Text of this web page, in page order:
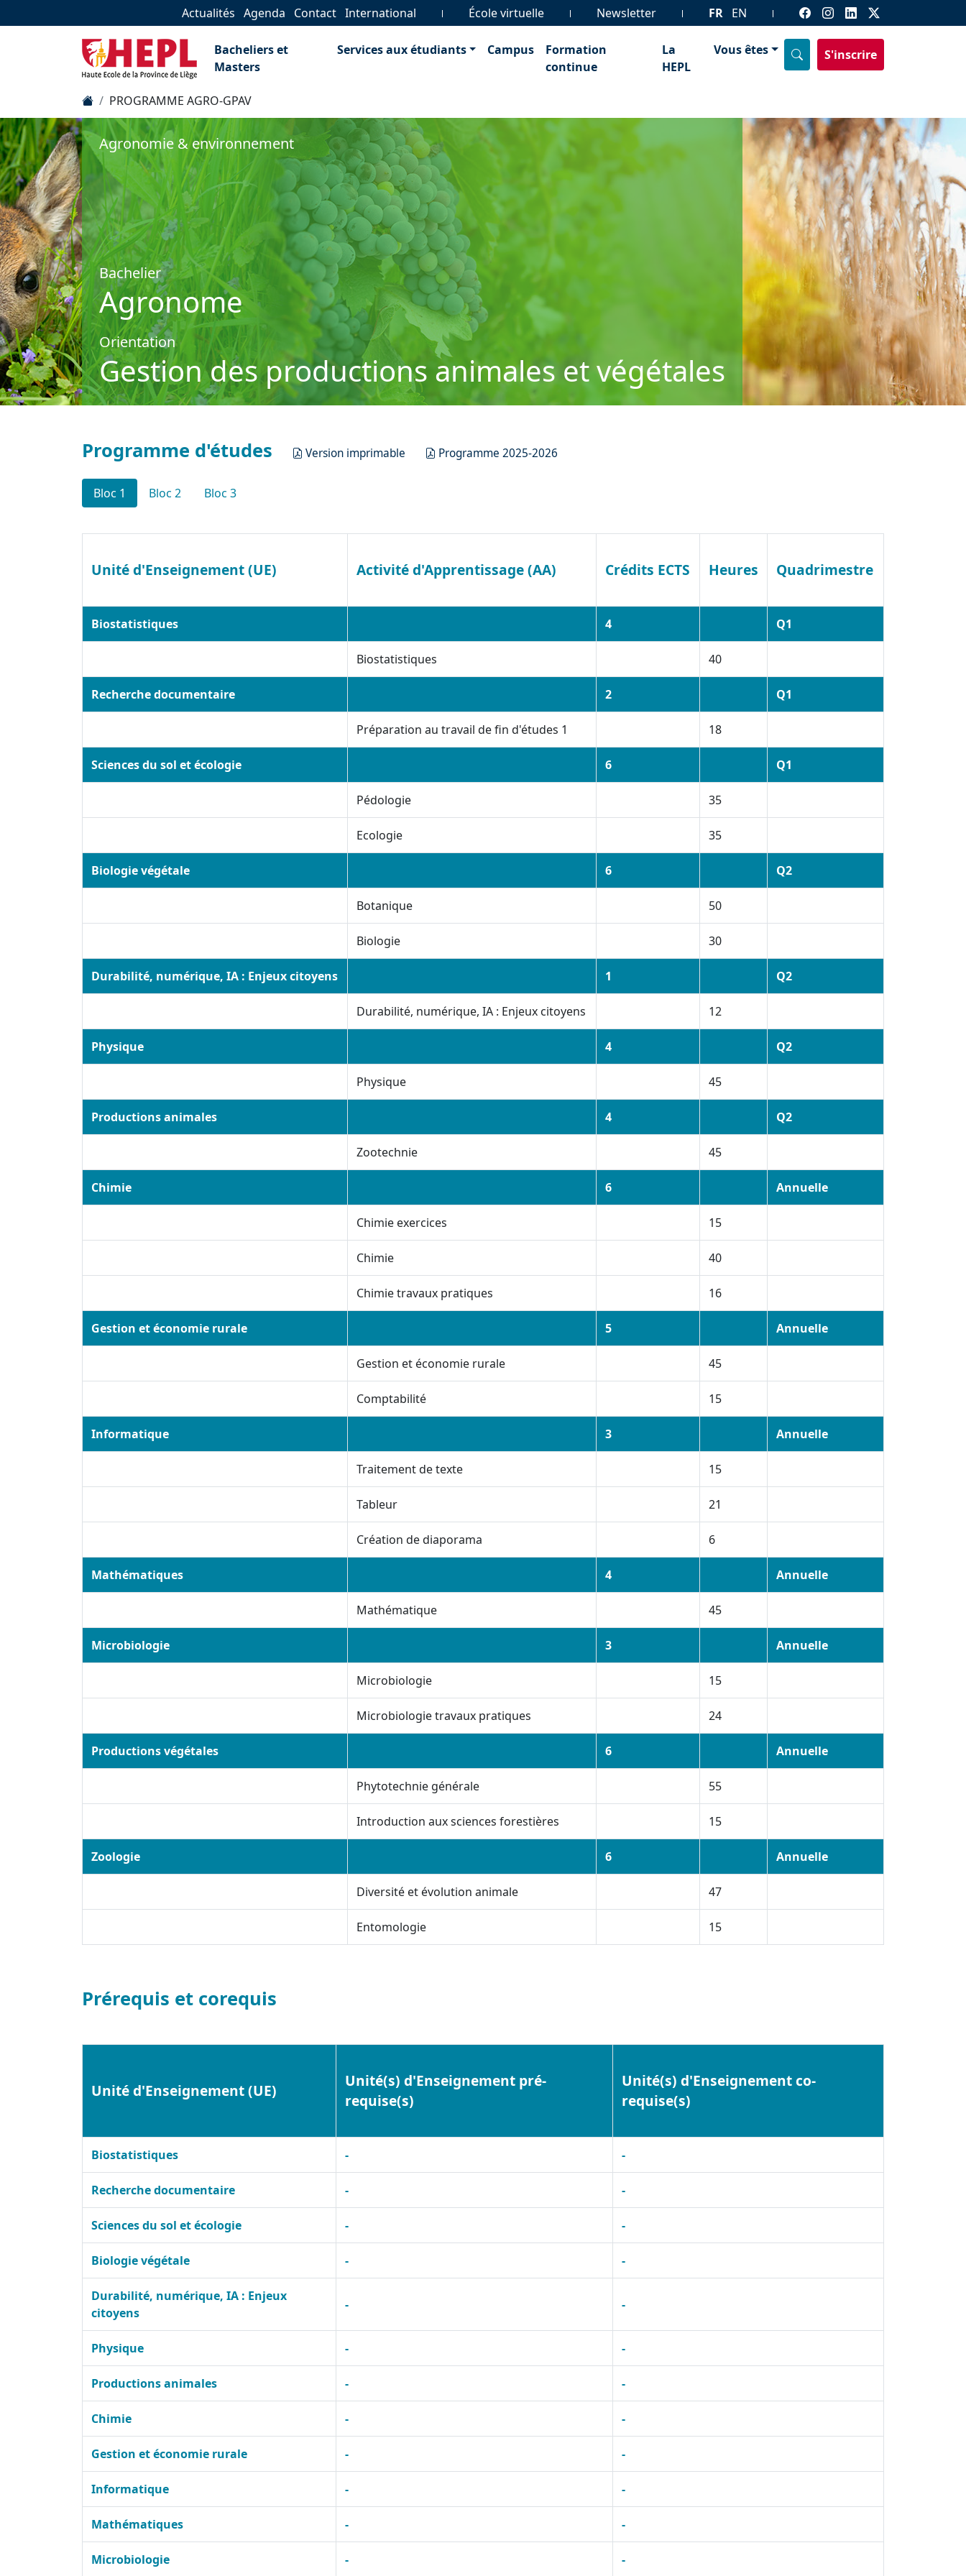
Actualités Agenda Contact International École virtuelle Newsletter FR EN
Bacheliers et
Masters
Services aux étudiants Campus
Formation
continue
La
HEPL
Vous êtes S'inscrire
PROGRAMME AGRO-GPAV
Agronomie & environnement
Bachelier
Agronome
Orientation
Gestion des productions animales et végétales
Programme d'études Version imprimable Programme 2025-2026
Bloc 1 Bloc 2 Bloc 3
Unité d'Enseignement (UE) Activité d'Apprentissage (AA) Crédits ECTS Heures Quadrimestre
Biostatistiques 4 Q1
Biostatistiques 40
Recherche documentaire 2 Q1
Préparation au travail de fin d'études 1 18
Sciences du sol et écologie 6 Q1
Pédologie 35
Ecologie 35
Biologie végétale 6 Q2
Botanique 50
Biologie 30
Durabilité, numérique, IA : Enjeux citoyens 1 Q2
Durabilité, numérique, IA : Enjeux citoyens 12
Physique 4 Q2
Physique 45
Productions animales 4 Q2
Zootechnie 45
Chimie 6 Annuelle
Chimie exercices 15
Chimie 40
Chimie travaux pratiques 16
Gestion et économie rurale 5 Annuelle
Gestion et économie rurale 45
Comptabilité 15
Informatique 3 Annuelle
Traitement de texte 15
Tableur 21
Création de diaporama 6
Mathématiques 4 Annuelle
Mathématique 45
Microbiologie 3 Annuelle
Microbiologie 15
Microbiologie travaux pratiques 24
Productions végétales 6 Annuelle
Phytotechnie générale 55
Introduction aux sciences forestières 15
Zoologie 6 Annuelle
Diversité et évolution animale 47
Entomologie 15
Prérequis et corequis
Unité d'Enseignement (UE)
Unité(s) d'Enseignement pré-
requise(s)
Unité(s) d'Enseignement co-
requise(s)
Biostatistiques - -
Recherche documentaire - -
Sciences du sol et écologie - -
Biologie végétale - -
Durabilité, numérique, IA : Enjeux
citoyens
- -
Physique - -
Productions animales - -
Chimie - -
Gestion et économie rurale - -
Informatique - -
Mathématiques - -
Microbiologie - -